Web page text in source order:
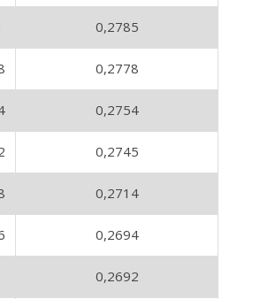
0,2785
0,2778
0,2754
0,2745
0,2714
0,2694
0,2692